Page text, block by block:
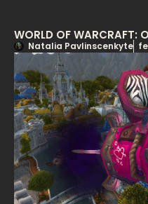
WORLD OF WARCRAFT:
Natalia Pavlinscenkyte